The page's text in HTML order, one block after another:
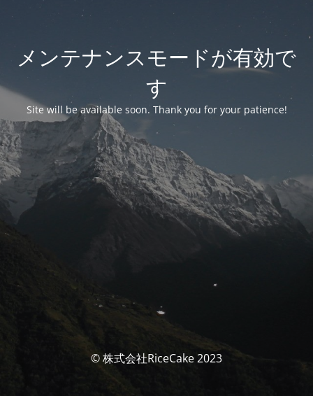
メンテナンスモードが有効で
す
Site will be available soon. Thank you for your patience!
© 株式会社RiceCake 2023